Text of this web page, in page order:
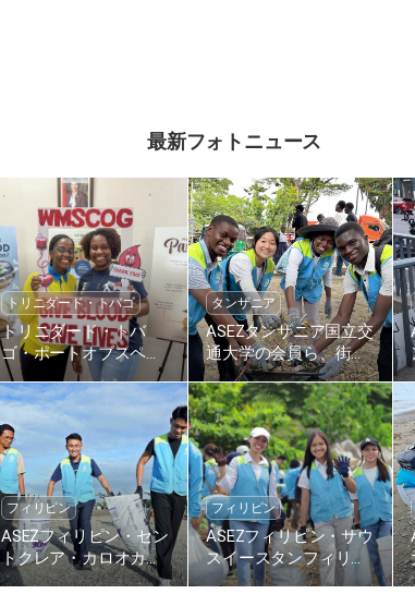
最新フォトニュース
トリニダード・トバゴ
トリニダード・トバ
ゴ・ポートオブスペイ
ン教会、全世界過越祭
の愛・命の愛第1804回
献血リレー
タンザニア
ASEZタンザニア国立交
通大学の会員ら、街の
清掃活動を通じて地域
環境の美化に貢献
フィリピン
ASEZフィリピン・セン
トクレア・カロオカン
大学の会員たち、ビー
フィリピン
ASEZフィリピン・サウ
スイースタンフィリピ
ン大学の会員たち、タ